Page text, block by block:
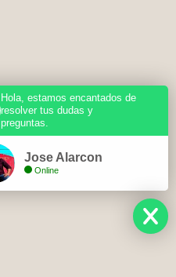
Hola, estamos encantados de
resolver tus dudas y
preguntas.
Jose Alarcon
Online